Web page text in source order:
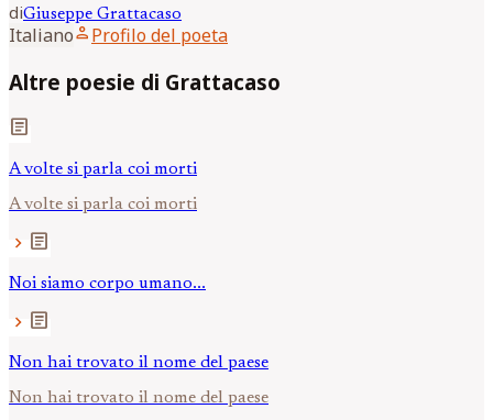
diGiuseppe Grattacaso
Italianoperson Profilo del poeta
Altre poesie di Grattacaso
article
A volte si parla coi morti
A volte si parla coi morti
chevron_right article
Noi siamo corpo umano...
chevron_right article
Non hai trovato il nome del paese
Non hai trovato il nome del paese